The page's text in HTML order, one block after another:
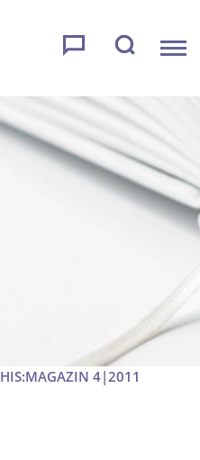
HIS:MAGAZIN 4|2011